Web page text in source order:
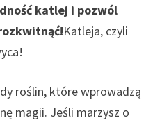
katlej i pozwól
Katleja, czyli
roślin, które wprowadzą
magii. Jeśli marzysz o